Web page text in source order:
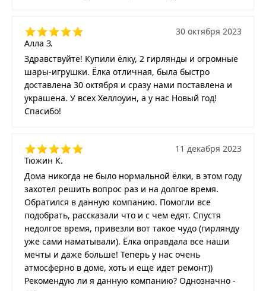
Алла З.
30 октября 2023
Здравствуйте! Купили ёлку, 2 гирлянды и огромные
шары-игрушки. Ёлка отличная, была быстро
доставлена 30 октября и сразу нами поставлена и
украшена. У всех Хеллоуин, а у нас Новый год!
Спасибо!
Тюжин К.
11 декабря 2023
Дома никогда не было нормальной ёлки, в этом году
захотел решить вопрос раз и на долгое время.
Обратился в данную компанию. Помогли все
подобрать, рассказали что и с чем едят. Спустя
недолгое время, привезли вот такое чудо (гирлянду
уже сами наматывали). Ёлка оправдала все наши
мечты и даже больше! Теперь у нас очень
атмосферно в доме, хоть и еще идет ремонт))
Рекомендую ли я данную компанию? Однозначно -